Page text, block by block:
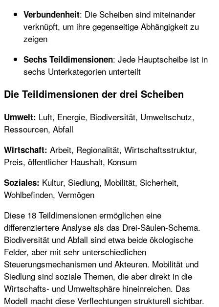
Verbundenheit: Die Scheiben sind miteinander
verknüpft, um ihre gegenseitige Abhängigkeit zu
zeigen
Sechs Teildimensionen: Jede Hauptscheibe ist in
sechs Unterkategorien unterteilt
Die Teildimensionen der drei Scheiben
Umwelt: Luft, Energie, Biodiversität, Umweltschutz,
Ressourcen, Abfall
Wirtschaft: Arbeit, Regionalität, Wirtschaftsstruktur,
Preis, öffentlicher Haushalt, Konsum
Soziales: Kultur, Siedlung, Mobilität, Sicherheit,
Wohlbefinden, Vermögen
Diese 18 Teildimensionen ermöglichen eine
differenziertere Analyse als das Drei-Säulen-Schema.
Biodiversität und Abfall sind etwa beide ökologische
Felder, aber mit sehr unterschiedlichen
Steuerungsmechanismen und Akteuren. Mobilität und
Siedlung sind soziale Themen, die aber direkt in die
Wirtschafts- und Umweltsphäre hineinreichen. Das
Modell macht diese Verflechtungen strukturell sichtbar.